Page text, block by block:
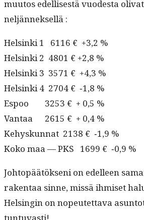
muu­tos edel­lis­es­tä vuodes­ta
neljänneksellä :
Helsin­ki 1 6116 € +3,2 %
Helsin­ki 2 4801 € +2,8 %
Helsin­ki 3 3571 € +4,3 %
Helsin­ki 4 2704 € ‑1,8 %
Espoo 3253 € + 0,5 %
Van­taa 2615 € + 0,4 %
Kehyskun­nat 2138 € ‑1,9 %
Koko maa — PKS 1699 € ‑0,9 %
Johtopäätök­seni on edelleen
rak­en­taa sinne, mis­sä ihmiset
Helsin­gin on nopeutet­ta­va
tuntuvasti!